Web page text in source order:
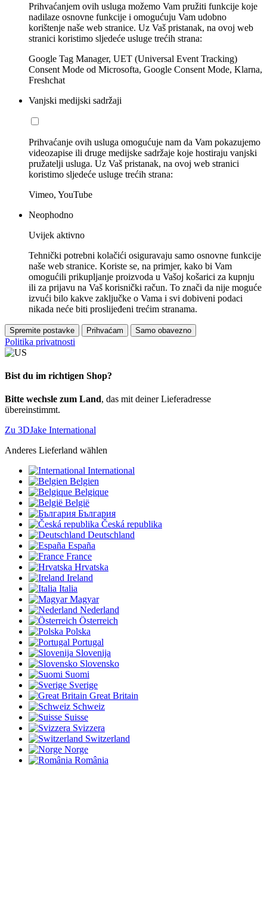
Prihvaćanjem ovih usluga možemo Vam pružiti funkcije koje
nadilaze osnovne funkcije i omogućuju Vam udobno
korištenje naše web stranice. Uz Vaš pristanak, na ovoj web
stranici koristimo sljedeće usluge trećih strana:
Google Tag Manager, UET (Universal Event Tracking)
Consent Mode od Microsofta, Google Consent Mode, Klarna,
Freshchat
Vanjski medijski sadržaji
Prihvaćanje ovih usluga omogućuje nam da Vam pokazujemo
videozapise ili druge medijske sadržaje koje hostiraju vanjski
pružatelji usluga. Uz Vaš pristanak, na ovoj web stranici
koristimo sljedeće usluge trećih strana:
Vimeo, YouTube
Neophodno
Uvijek aktivno
Tehnički potrebni kolačići osiguravaju samo osnovne funkcije
naše web stranice. Koriste se, na primjer, kako bi Vam
omogućili prikupljanje proizvoda u Vašoj košarici za kupnju
ili za prijavu na Vaš korisnički račun. To znači da nije moguće
izvući bilo kakve zaključke o Vama i svi dobiveni podaci
nikada neće biti proslijeđeni trećim stranama.
Spremite postavke Prihvaćam Samo obavezno
Politika privatnosti
Bist du im richtigen Shop?
Bitte wechsle zum Land, das mit deiner Lieferadresse
übereinstimmt.
Zu 3DJake International
Anderes Lieferland wählen
International
Belgien
Belgique
België
България
Česká republika
Deutschland
España
France
Hrvatska
Ireland
Italia
Magyar
Nederland
Österreich
Polska
Portugal
Slovenija
Slovensko
Suomi
Sverige
Great Britain
Schweiz
Suisse
Svizzera
Switzerland
Norge
România